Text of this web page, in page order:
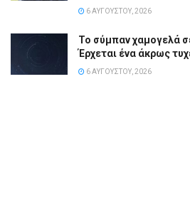
6 ΑΥΓΟΎΣΤΟΥ, 2026
Το σύμπαν χαμογελά
Έρχεται ένα άκρως
6 ΑΥΓΟΎΣΤΟΥ, 2026